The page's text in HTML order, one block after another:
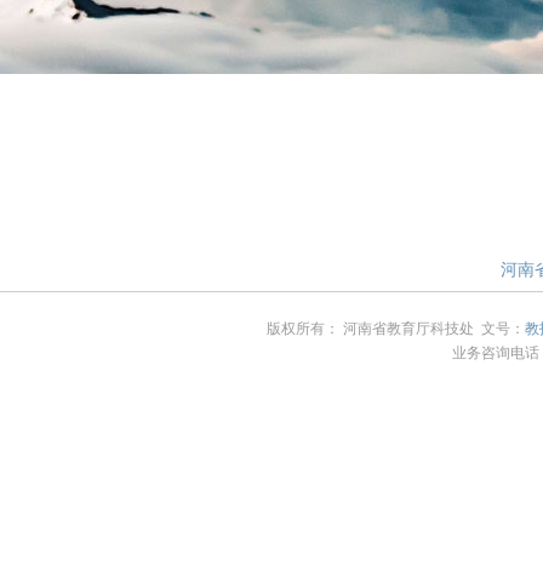
河南
版权所有： 河南省教育厅科技处 文号： 教
业务咨询电